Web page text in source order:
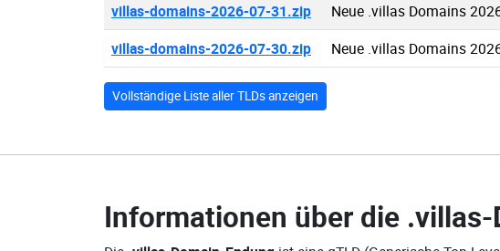
villas-domains-2026-07-31.zip Neue .villas Domains
villas-domains-2026-07-30.zip Neue .villas Domains
Vollständige Liste aller TLDs anzeigen
Informationen über die .villas-